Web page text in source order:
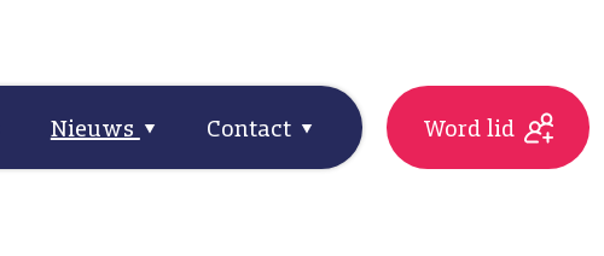
Word lid
Nieuws Contact